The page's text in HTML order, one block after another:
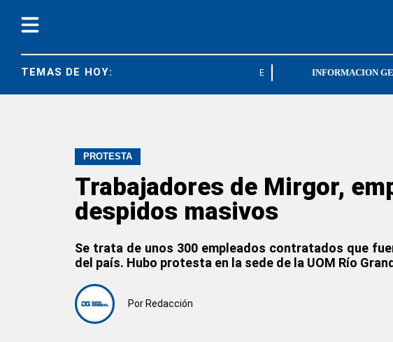
TEMAS DE HOY: ESTEBAN CABELLOINFORMACION
PROTESTA
Trabajadores de Mirgor,
despidos masivos
Se trata de unos 300 empleados contratados que
del país. Hubo protesta en la sede de la UOM Río
Por Redacción